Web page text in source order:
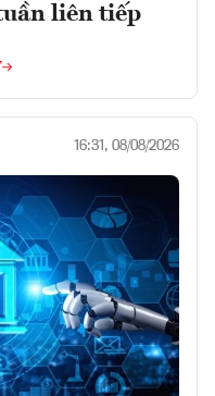
liên tiếp
16:31, 08/08/2026